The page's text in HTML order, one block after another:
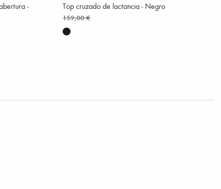
- Top cruzado de lactancia - Negro
159,00 €